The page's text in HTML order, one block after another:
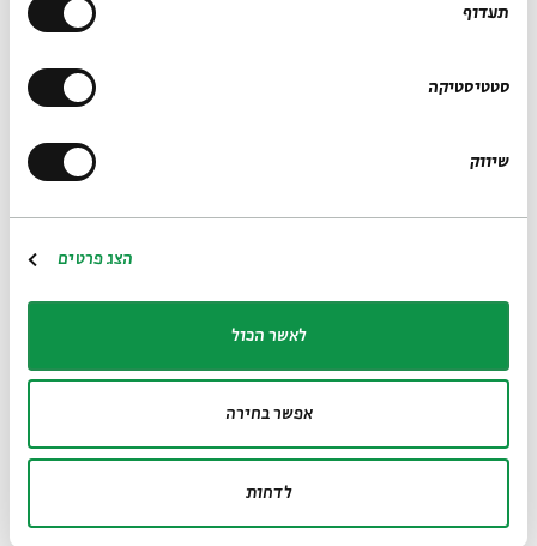
תעדוף
סטטיסטיקה
שיווק
הצג פרטים
לאשר הכול
אפשר בחירה
לדחות
מגילות מדבר יהודה, שנתגלו לפני יותר מ-70 שנה, עדיין מסעירות את
החשוב ביותר שהועלה מתוך אדמת ארץ-ישראל, והן מתעדות כת
בשאלות המרכזיות הנוגעות למגילות ולכת: מי היו אנשי הכת? מה
הייתה השקפת עולמם? מה ידוע לנו על ההלכה שלהם? מדוע פרשו
מתתיהו, כתבי פילון האלכסנדרוני ומספרות חז"ל.
פרופ'נח חכםמלמד בחוג להיסטוריה של עם ישראל ויהדות זמננו
החלק הרביעי של קורפוס הפפירוסים היהודים, המוקדש לתקופה
התלמית, ובהכנה נמצאים הכרכים החמישי והשישי המוקדשים
לתקופה הרומית המוקדמת ולתקופה הרומית המאוחרת והביזנטית.